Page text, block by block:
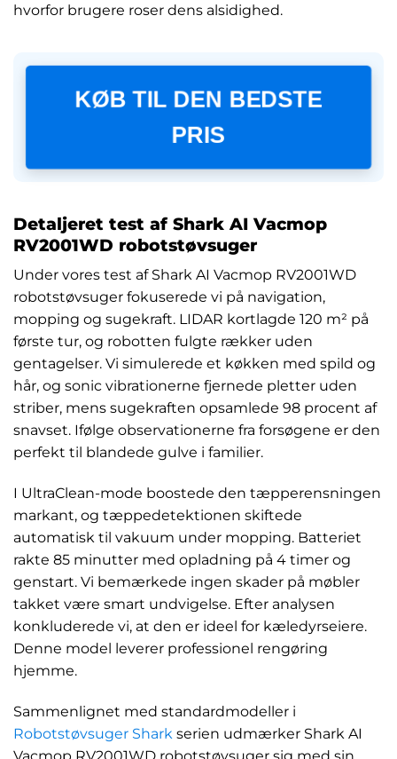
hvorfor brugere roser dens alsidighed.
KØB TIL DEN BEDSTE
PRIS
Detaljeret test af Shark AI Vacmop
RV2001WD robotstøvsuger
Under vores test af Shark AI Vacmop RV2001WD
robotstøvsuger fokuserede vi på navigation,
mopping og sugekraft. LIDAR kortlagde 120 m² på
første tur, og robotten fulgte rækker uden
gentagelser. Vi simulerede et køkken med spild og
hår, og sonic vibrationerne fjernede pletter uden
striber, mens sugekraften opsamlede 98 procent af
snavset. Ifølge observationerne fra forsøgene er den
perfekt til blandede gulve i familier.
I UltraClean-mode boostede den tæpperensningen
markant, og tæppedetektionen skiftede
automatisk til vakuum under mopping. Batteriet
rakte 85 minutter med opladning på 4 timer og
genstart. Vi bemærkede ingen skader på møbler
takket være smart undvigelse. Efter analysen
konkluderede vi, at den er ideel for kæledyrseiere.
Denne model leverer professionel rengøring
hjemme.
Sammenlignet med standardmodeller i
Robotstøvsuger Shark serien udmærker Shark AI